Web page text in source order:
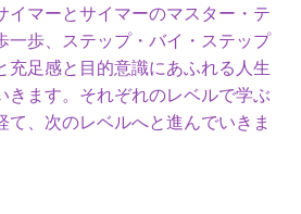
イマーとサイマーのマスター・テ
一歩、ステップ・バイ・ステップ
充足感と目的意識にあふれる人生
きます。それぞれのレベルで学ぶ
て、次のレベルへと進んでいきま